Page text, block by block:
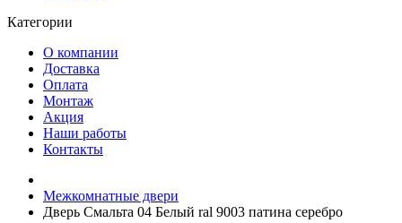
Категории
О компании
Доставка
Оплата
Монтаж
Акция
Наши работы
Контакты
Межкомнатные двери
Дверь Смальта 04 Белый ral 9003 патина серебро